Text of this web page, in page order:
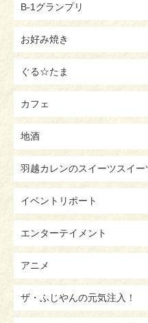
B-1グランプリ
お好み焼き
ぐる☆たま
カフェ
地酒
羽越カレンのスイーツスイー
イベントリポート
エンターテイメント
アニメ
ザ・ふじやんの元気注入！